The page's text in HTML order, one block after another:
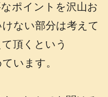
ポイントを沢山お
ない部分は考えて
頂くという
います。